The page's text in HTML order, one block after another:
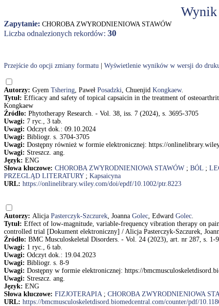
Zapytanie: CHOROBA ZWYRODNIENIOWA STAWÓW
Liczba odnalezionych rekordów: 30
Przejście do opcji zmiany formatu Wyświetlenie wyników w wersji do
Autorzy: Gyem Tshering, Paweł Posadzki, Chuenjid Kongkaew.
Tytuł: Efficacy and safety of topical capsaicin in the treatment of
Kongkaew
Źródło: Phytotherapy Research. - Vol. 38, iss. 7 (2024), s. 3695-3705
Uwagi: 7 ryc., 3 tab.
Uwagi: Odczyt dok.: 09.10.2024
Uwagi: Bibliogr. s. 3704-3705
Uwagi: Dostępny również w formie elektronicznej: https://
Uwagi: Streszcz. ang.
Język: ENG
Słowa kluczowe: CHOROBA ZWYRODNIENIOWA STAWÓW ; BÓL ;
PRZEGLĄD LITERATURY; Kapsaicyna
URL: https://onlinelibrary.wiley.com/doi/epdf/10.1002/ptr.8223
Autorzy: Alicja Pasterczyk-Szczurek, Joanna Golec, Edward Golec.
Tytuł: Effect of low-magnitude, variable-frequency vibration therapy on
controlled trial [Dokument elektroniczny] / Alicja Pasterczyk-Szczurek,
Źródło: BMC Musculoskeletal Disorders. - Vol. 24 (2023), art. nr 287, s. 1-9
Uwagi: 1 ryc., 6 tab.
Uwagi: Odczyt dok.: 19.04.2023
Uwagi: Bibliogr. s. 8-9
Uwagi: Dostępny w formie elektronicznej: https://
Uwagi: Streszcz. ang.
Język: ENG
Słowa kluczowe: FIZJOTERAPIA; CHOROBA ZWYRODNIENIOWA
URL: https://bmcmusculoskeletdisord.biomedcentral.com/counter/pdf/